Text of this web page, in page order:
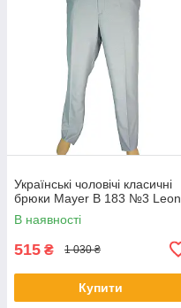
Українські чоловічі класичні
брюки Mayer B 183 №3 Leon
В наявності
515 ₴ 1 030 ₴
Купити